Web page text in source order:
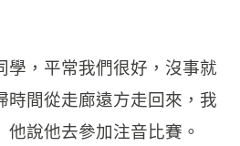
學，平常我們很好，沒事就
時間從走廊遠方走回來，我
說他去參加注音比賽。